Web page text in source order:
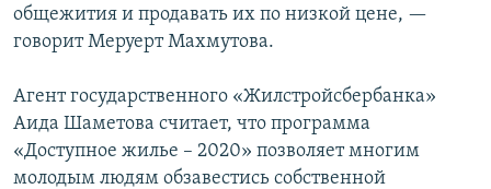
общежития и продавать их по низкой цене, —
говорит Меруерт Махмутова.
Агент государственного «Жилстройсбербанка»
Аида Шаметова считает, что программа
«Доступное жилье – 2020» позволяет многим
молодым людям обзавестись собственной